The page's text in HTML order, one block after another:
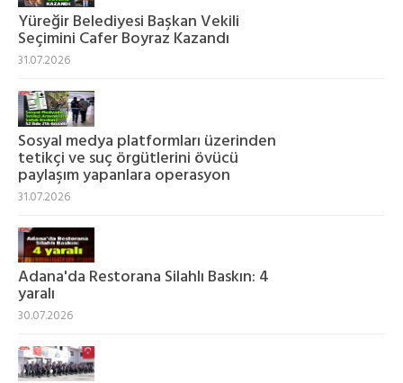
Yüreğir Belediyesi Başkan Vekili
Seçimini Cafer Boyraz Kazandı
31.07.2026
Sosyal medya platformları üzerinden
tetikçi ve suç örgütlerini övücü
paylaşım yapanlara operasyon
31.07.2026
Adana'da Restorana Silahlı Baskın: 4
yaralı
30.07.2026